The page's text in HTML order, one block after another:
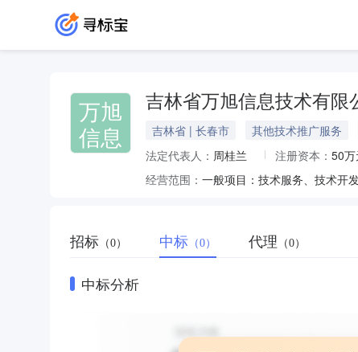
万旭
信息
吉林省万旭信息技术有限
吉林省 | 长春市 其他技术推广服务
法定代表人： 周桂兰 注册资本： 50
经营范围：
招标 （0） 中标 （0） 代理 （0）
中标分析